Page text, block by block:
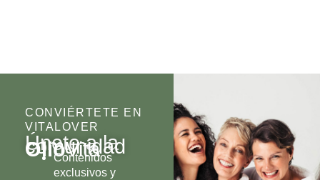
CONVIÉRTETE EN
VITALOVER
Únete a la
comunidad
OlioVita
Contenidos
exclusivos y